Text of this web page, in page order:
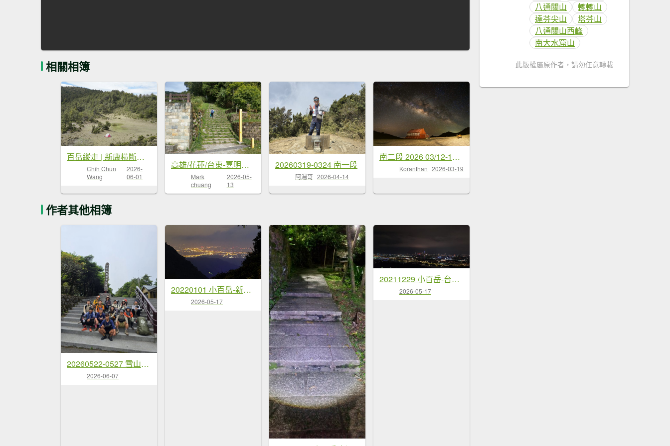
相關相簿
百岳縱走 | 新康橫斷出瓦拉米
Chih Chun
Wang
2026-
06-01
高雄/花蓮/台東-嘉明湖-向陽山-三叉山
Mark
chuang
2026-05-
13
20260319-0324 南一段
阿湯哥 2026-04-14
南二段 2026 03/12-17 六天五夜
Koranthan 2026-03-19
作者其他相簿
20260522-0527 雪山西稜逆行
2026-06-07
20220101 小百岳-新北五股觀音山
2026-05-17
20211229 小百岳-台北劍潭山
2026-05-17
八通關山
轆轆山
達芬尖山
塔芬山
八通關山西峰
南大水窟山
此版權屬原作者，請勿任意轉載